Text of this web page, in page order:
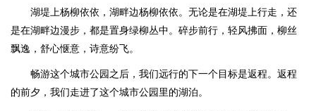
湖堤上杨柳依依，湖畔边杨柳依依。无论是在湖堤上行走，还
是在湖畔边漫步，都是置身绿柳丛中。碎步前行，轻风拂面，柳丝
飘逸，舒心惬意，诗意纷飞。
畅游这个城市公园之后，我们远行的下一个目标是返程。返程
的前夕，我们走进了这个城市公园里的湖泊。